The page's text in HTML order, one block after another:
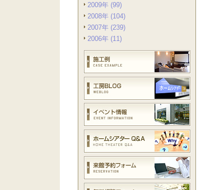
2009年 (99)
2008年 (104)
2007年 (239)
2006年 (11)